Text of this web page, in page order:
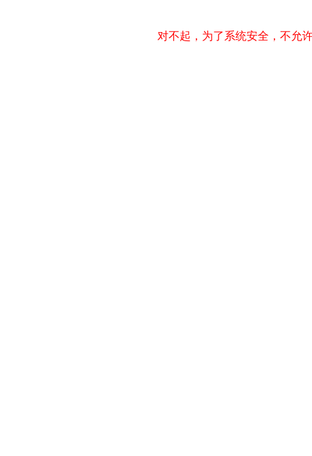
对不起，为了系统安全，不允